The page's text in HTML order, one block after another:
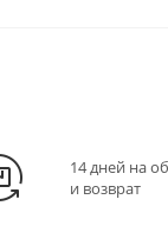
14 дней на
и возврат